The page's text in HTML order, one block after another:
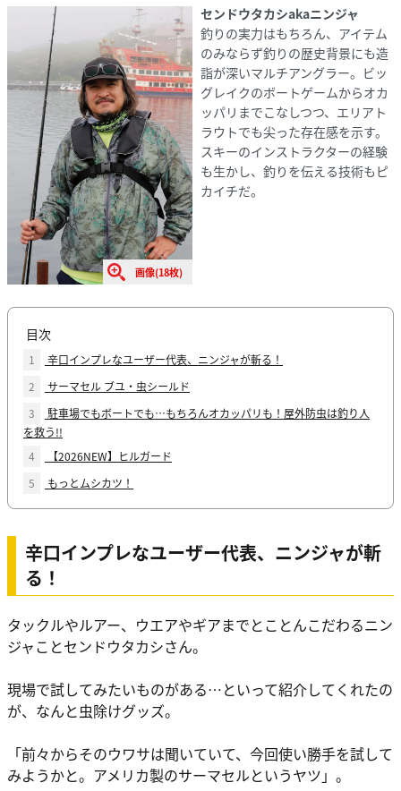
画像(18枚)
センドウタカシakaニンジャ
釣りの実力はもちろん、アイテム
のみならず釣りの歴史背景にも造
詣が深いマルチアングラー。ビッ
グレイクのボートゲームからオカ
ッパリまでこなしつつ、エリアト
ラウトでも尖った存在感を示す。
スキーのインストラクターの経験
も生かし、釣りを伝える技術もピ
カイチだ。
目次
1
辛口インプレなユーザー代表、ニンジャが斬る！
2
サーマセル ブユ・虫シールド
3
駐車場でもボートでも…もちろんオカッパリも！屋外防虫は釣り人
を救う!!
4
【2026NEW】ヒルガード
5
もっとムシカツ！
辛口インプレなユーザー代表、ニンジャが斬
る！
タックルやルアー、ウエアやギアまでとことんこだわるニン
ジャことセンドウタカシさん。
現場で試してみたいものがある…といって紹介してくれたの
が、なんと虫除けグッズ。
「前々からそのウワサは聞いていて、今回使い勝手を試して
みようかと。アメリカ製のサーマセルというヤツ」。